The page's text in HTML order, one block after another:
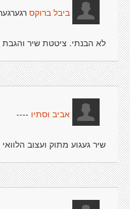
ביבל ברוקס
לא הבנתי. ציטטת שיר והגבת
אביב וסתיו ----
שיר געגוע מתוק ועצוב